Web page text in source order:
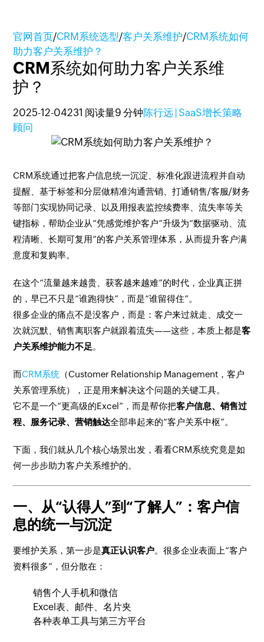
官网首页/CRM系统选型/客户关系维护/CRM系统如何
助力客户关系维护？
CRM系统如何助力客户关系维
护？
2025-12-04231 阅读量9 分钟陈行远 | SaaS增长策略
顾问
CRM系统通过把客户信息统一沉淀、标准化跟进流程并自动
提醒、基于标签和分层做精准沟通营销、打通销售/客服/财务
等部门实现协同记录、以及用报表监控续费率、流失率等关
键指标，帮助企业从“凭感觉维护客户”升级为“数据驱动、流
程清晰、长期可复用”的客户关系管理体系，从而提升客户满
意度和复购率。
在这个“流量越来越贵、获客越来越难”的时代，企业真正拼
的，早已不只是“谁跑得快”，而是“谁留得住”。
很多企业的痛点不是没客户，而是：客户来过就走、成交一
次就沉默、销售离职客户就跟着流失——这些，本质上都是客
户关系维护能力不足。
而CRM系统 （Customer Relationship Management，客户
关系管理系统），正是用来解决这个问题的关键工具。
它不是一个“更高级的Excel”，而是帮你把客户信息、销售过
程、服务记录、营销触达全部串起来的“客户关系中枢”。
下面，我们就从几个核心场景出发，看看CRM系统究竟是如
何一步步助力客户关系维护的。
一、从“认得人”到“了解人”：客户信
息的统一与沉淀
要维护关系，第一步是真正认识客户。很多企业表面上“客户
资料很多”，但分散在：
销售个人手机和微信
Excel表、邮件、名片夹
各种表单工具与第三方平台